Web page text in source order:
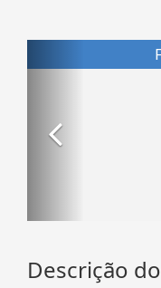
Descrição do